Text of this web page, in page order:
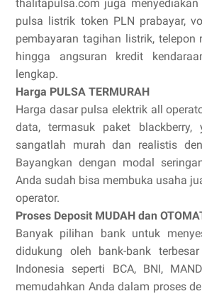
thalitapulsa.com juga
pulsa listrik token PLN prabayar,
pembayaran tagihan listrik, telepon
hingga angsuran kredit
lengkap.
Harga PULSA TERMURAH
Harga dasar pulsa elektrik all
data, termasuk paket blackberry,
sangatlah murah dan realistis
Bayangkan dengan modal
Anda sudah bisa membuka usaha
operator.
Proses Deposit MUDAH dan
Banyak pilihan bank untuk
didukung oleh bank-bank
Indonesia seperti BCA, BNI,
memudahkan Anda dalam proses